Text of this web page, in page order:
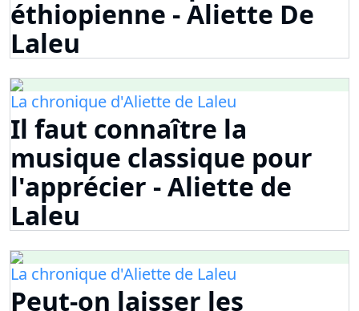
éthiopienne - Aliette De
Laleu
La chronique d'Aliette de Laleu
Il faut connaître la
musique classique pour
l'apprécier - Aliette de
Laleu
La chronique d'Aliette de Laleu
Peut-on laisser les